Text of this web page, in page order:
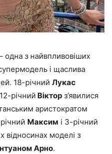
одна з найвпливовіших
і щаслива
18-річний Лукас
12-річний Віктор з’явилися
аристократом
Максим і 3-річний
відносинах моделі з
Арно.